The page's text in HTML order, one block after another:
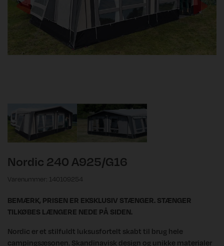
Nordic 240 A925/G16
Varenummer: 140109254
BEMÆRK, PRISEN ER EKSKLUSIV STÆNGER. STÆNGER
TILKØBES LÆNGERE NEDE PÅ SIDEN.
Nordic er et stilfuldt luksusfortelt skabt til brug hele
campingsæsonen. Skandinavisk design og unikke materialer
Previous Next